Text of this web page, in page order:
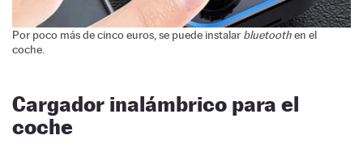
Por poco más de cinco euros, se puede instalar bluetoothen el
coche.
Cargador inalámbrico para el
coche